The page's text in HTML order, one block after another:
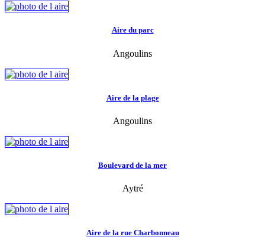
Aire du parc
Angoulins
Aire de la plage
Angoulins
Boulevard de la mer
Aytré
Aire de la rue Charbonneau